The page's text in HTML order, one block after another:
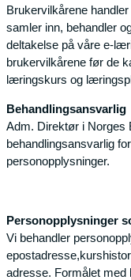
Brukervilkårene
samler inn, behandler
deltakelse på våre e-
brukervilkårene før de
læringskurs og
Behandlingsansvarlig
Adm. Direktør i Norges
behandlingsansvarlig
personopplysninger.
Personopplysninger
Vi behandler
adresse. Formålet med